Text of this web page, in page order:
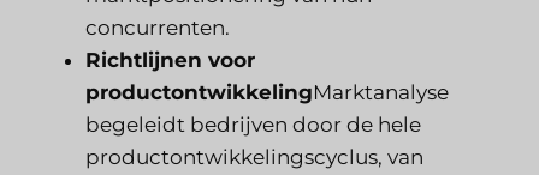
concurrenten.
Richtlijnen voor
productontwikkelingMarktanalyse
begeleidt bedrijven door de hele
productontwikkelingscyclus, van